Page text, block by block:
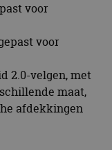
voor
voor
2.0-velgen, met
maat,
afdekkingen